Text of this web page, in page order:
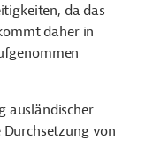
da das
daher in
ausländischer
Durchsetzung von